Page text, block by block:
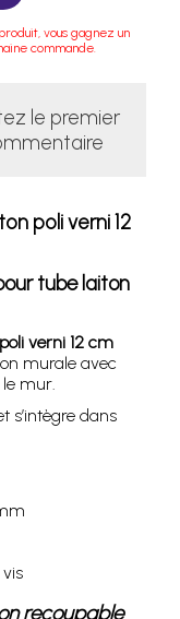
vous gagnez un
commande.
le premier
poli verni 12
tube laiton
verni 12 cm
murale avec
mur.
s’intègre dans
recoupable